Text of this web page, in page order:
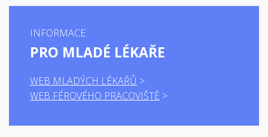
INFORMACE
PRO MLADÉ LÉKAŘE
WEB MLADÝCH LÉKAŘŮ
WEB FÉROVÉHO PRACOVIŠTĚ